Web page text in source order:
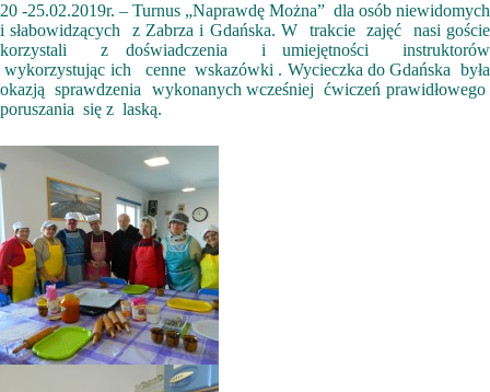
20 -25.02.2019r. – Turnus „Naprawdę Można” dla osób niewidomych
i słabowidzących z Zabrza i Gdańska. W trakcie zajęć nasi goście
korzystali z doświadczenia i umiejętności instruktorów
wykorzystując ich cenne wskazówki . Wycieczka do Gdańska była
okazją sprawdzenia wykonanych wcześniej ćwiczeń prawidłowego
poruszania się z laską.